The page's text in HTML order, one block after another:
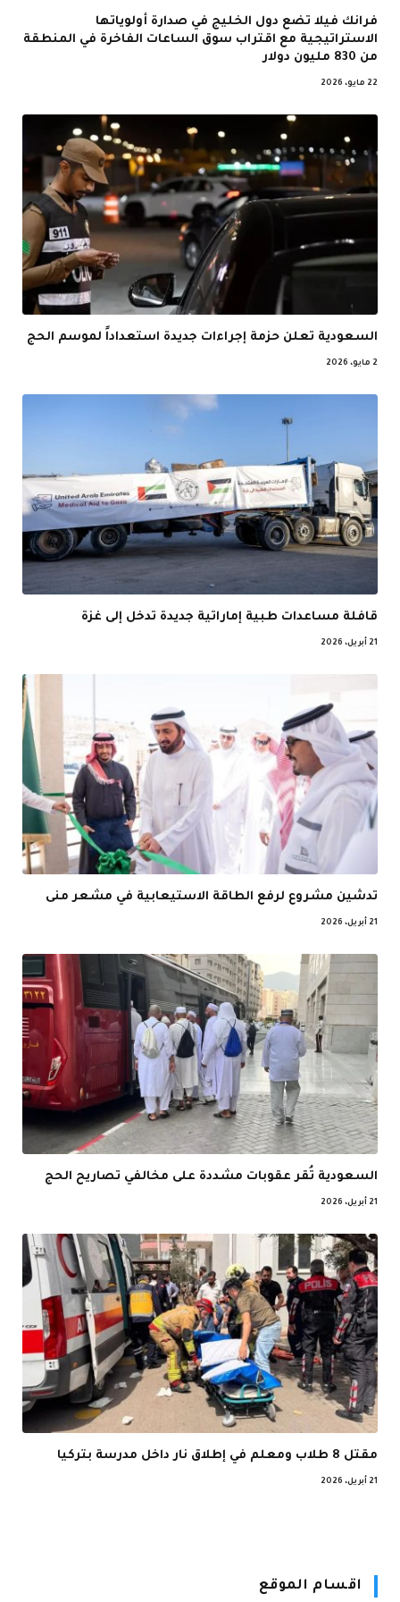
فرانك فيلا تضع دول الخليج في صدارة أولوياتها
الاستراتيجية مع اقتراب سوق الساعات الفاخرة في المنطقة
من 830 مليون دولار
22 مايو، 2026
السعودية تعلن حزمة إجراءات جديدة استعداداً لموسم الحج
2 مايو، 2026
قافلة مساعدات طبية إماراتية جديدة تدخل إلى غزة
21 أبريل، 2026
تدشين مشروع لرفع الطاقة الاستيعابية في مشعر منى
21 أبريل، 2026
السعودية تُقر عقوبات مشددة على مخالفي تصاريح الحج
21 أبريل، 2026
مقتل 8 طلاب ومعلم في إطلاق نار داخل مدرسة بتركيا
21 أبريل، 2026
اقسام الموقع